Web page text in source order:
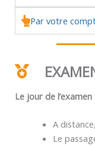
Par votre
Le jour de l’examen
A
Le